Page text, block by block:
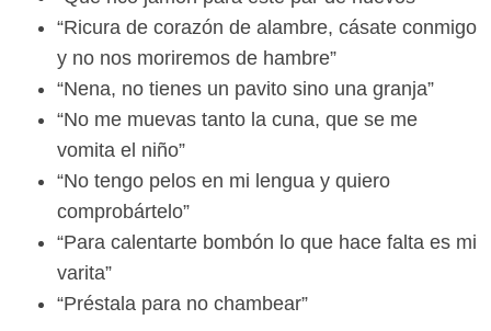
“Ricura de corazón de alambre, cásate conmigo
y no nos moriremos de hambre”
“Nena, no tienes un pavito sino una granja”
“No me muevas tanto la cuna, que se me
vomita el niño”
“No tengo pelos en mi lengua y quiero
comprobártelo”
“Para calentarte bombón lo que hace falta es mi
varita”
“Préstala para no chambear”